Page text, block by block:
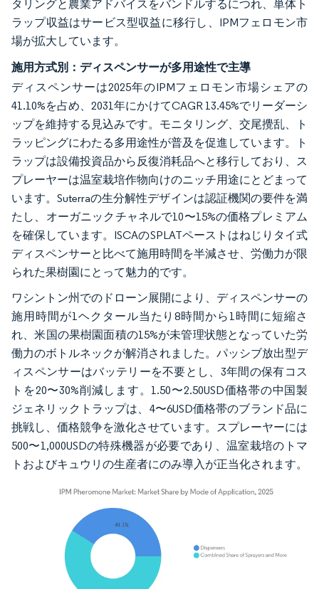
タリングと農業アドバイスをバンドルするにつれ、単体ト
ラップ収益はサービス型収益に移行し、IPMフェロモン市
場が拡大しています。
施用方式別：ディスペンサーが多用途性で主導
ディスペンサーは2025年のIPMフェロモン市場シェアの
41.10%を占め、2031年にかけてCAGR 13.45%でリーダーシ
ップを維持する見込みです。モニタリング、交尾攪乱、ト
ラッピングにわたる多用途性が普及を促進しています。ト
ラップは設備投資品から反復消耗品へと移行しており、ス
プレーヤーは温室栽培作物向けのニッチ用途にとどまって
います。Suterraの生分解性デザインは認証機関の要件を満
たし、オーガニックチャネルで10〜15%の価格プレミアム
を確保しています。ISCAのSPLATペーストはねじりタイ式
ディスペンサーと比べて施用時間を半減させ、労働力が限
られた果樹園にとって魅力的です。
ワシントン州でのドローン展開により、ディスペンサーの
施用時間が1ヘクタール当たり8時間から1時間に短縮さ
れ、米国の果樹園面積の15%が未管理状態となっていた労
働力のボトルネックが解消されました。パッシブ放出型デ
ィスペンサーはバッテリーを不要とし、3年間の保有コス
トを20〜30%削減します。1.50〜2.50USD価格帯の中国製
ジェネリックトラップは、4〜6USD価格帯のブランド品に
挑戦し、価格競争を激化させています。スプレーヤーには
500〜1,000USDの特殊機器が必要であり、温室栽培のトマ
トおよびキュウリの生産者にのみ導入が正当化されます。